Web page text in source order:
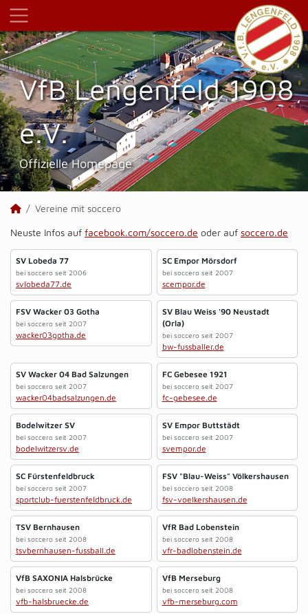
VfB Lengenfeld 1908
e.V.
Offizielle Homepage
Vereine mit soccero
Neuste Infos auf facebook.com/soccero.de oder auf soccero.de
SV Lobeda 77
bei soccero seit 2006
svlobeda77.de
SC Empor Mörsdorf
bei soccero seit 2007
scempor.de
FSV Wacker 03 Gotha
bei soccero seit 2007
wacker03gotha.de
SV Blau Weiss '90 Neustadt
(Orla)
bei soccero seit 2007
bw-fussballer.de
SV Wacker 04 Bad Salzungen
bei soccero seit 2007
wacker04badsalzungen.de
FC Gebesee 1921
bei soccero seit 2007
fc-gebesee.de
Bodelwitzer SV
bei soccero seit 2007
bodelwitzersv.de
SV Empor Buttstädt
bei soccero seit 2007
svempor.de
SC Fürstenfeldbruck
bei soccero seit 2007
sportclub-fuerstenfeldbruck.de
FSV "Blau-Weiss" Völkershausen
bei soccero seit 2008
fsv-voelkershausen.de
TSV Bernhausen
bei soccero seit 2008
tsvbernhausen-fussball.de
VfR Bad Lobenstein
bei soccero seit 2008
vfr-badlobenstein.de
VfB SAXONIA Halsbrücke
bei soccero seit 2008
vfb-halsbruecke.de
VfB Merseburg
bei soccero seit 2008
vfb-merseburg.com